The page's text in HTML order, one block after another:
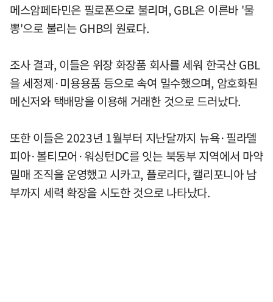
메스암페타민은 필로폰으로 불리며, GBL은 이른바 '물
뽕'으로 불리는 GHB의 원료다.
조사 결과, 이들은 위장 화장품 회사를 세워 한국산 GBL
을 세정제·미용용품 등으로 속여 밀수했으며, 암호화된
메신저와 택배망을 이용해 거래한 것으로 드러났다.
또한 이들은 2023년 1월부터 지난달까지 뉴욕·필라델
피아·볼티모어·워싱턴DC를 잇는 북동부 지역에서 마약
밀매 조직을 운영했고 시카고, 플로리다, 캘리포니아 남
부까지 세력 확장을 시도한 것으로 나타났다.